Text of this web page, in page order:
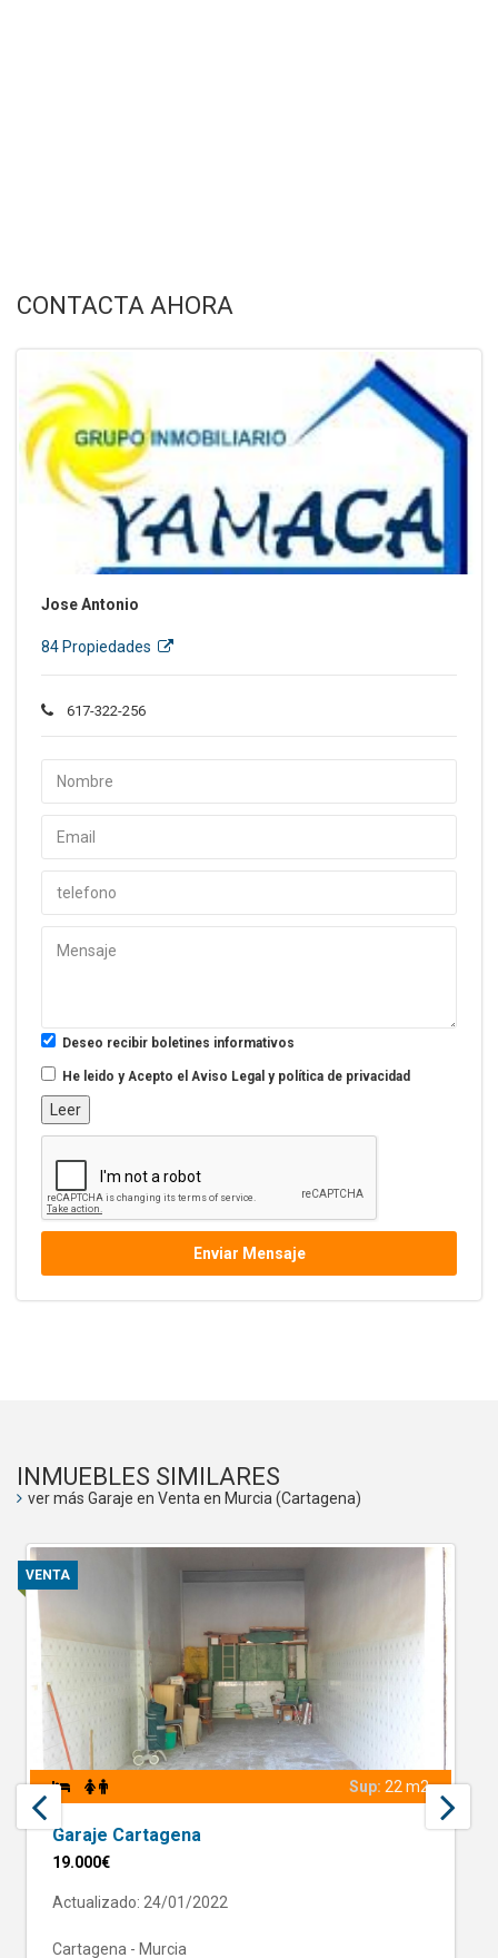
CONTACTA AHORA
Jose Antonio
84 Propiedades
617-322-256
Deseo recibir boletines informativos
He leido y Acepto el Aviso Legal y política de privacidad
Leer
Enviar Mensaje
INMUEBLES SIMILARES
ver más Garaje en Venta en Murcia (Cartagena)
VENTA
Sup: 22 m2
Garaje Cartagena
19.000€
Actualizado: 24/01/2022
Cartagena - Murcia